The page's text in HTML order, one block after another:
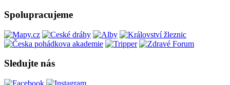
Spolupracujeme
Sledujte nás